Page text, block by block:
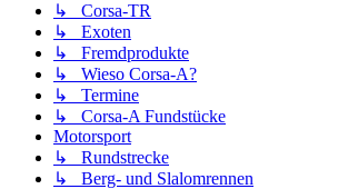
↳ Corsa-TR
↳ Exoten
↳ Fremdprodukte
↳ Wieso Corsa-A?
↳ Termine
↳ Corsa-A Fundstücke
Motorsport
↳ Rundstrecke
↳ Berg- und Slalomrennen